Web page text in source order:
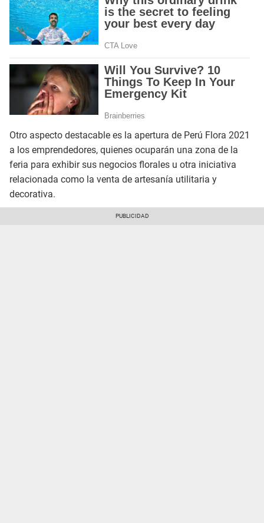
Otro aspecto destacable es la apertura de Perú Flora 2021
a los emprendedores, quienes ocuparán una zona de la
feria para exhibir sus negocios florales u otra iniciativa
relacionada como la venta de artesanía utilitaria y
decorativa.